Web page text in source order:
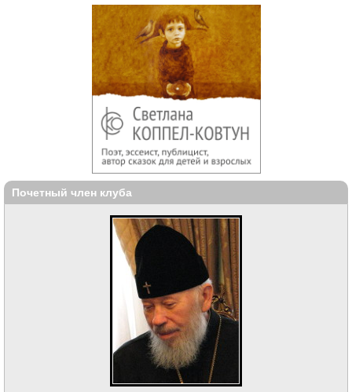
Почетный член клуба